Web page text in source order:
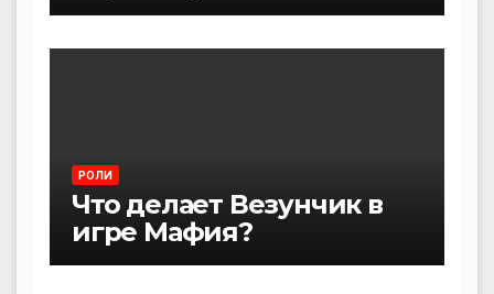
РОЛИ
Что делает Везунчик в
игре Мафия?